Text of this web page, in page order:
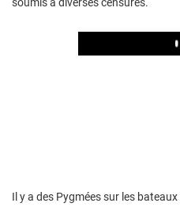
Il y a des Pygmées sur les